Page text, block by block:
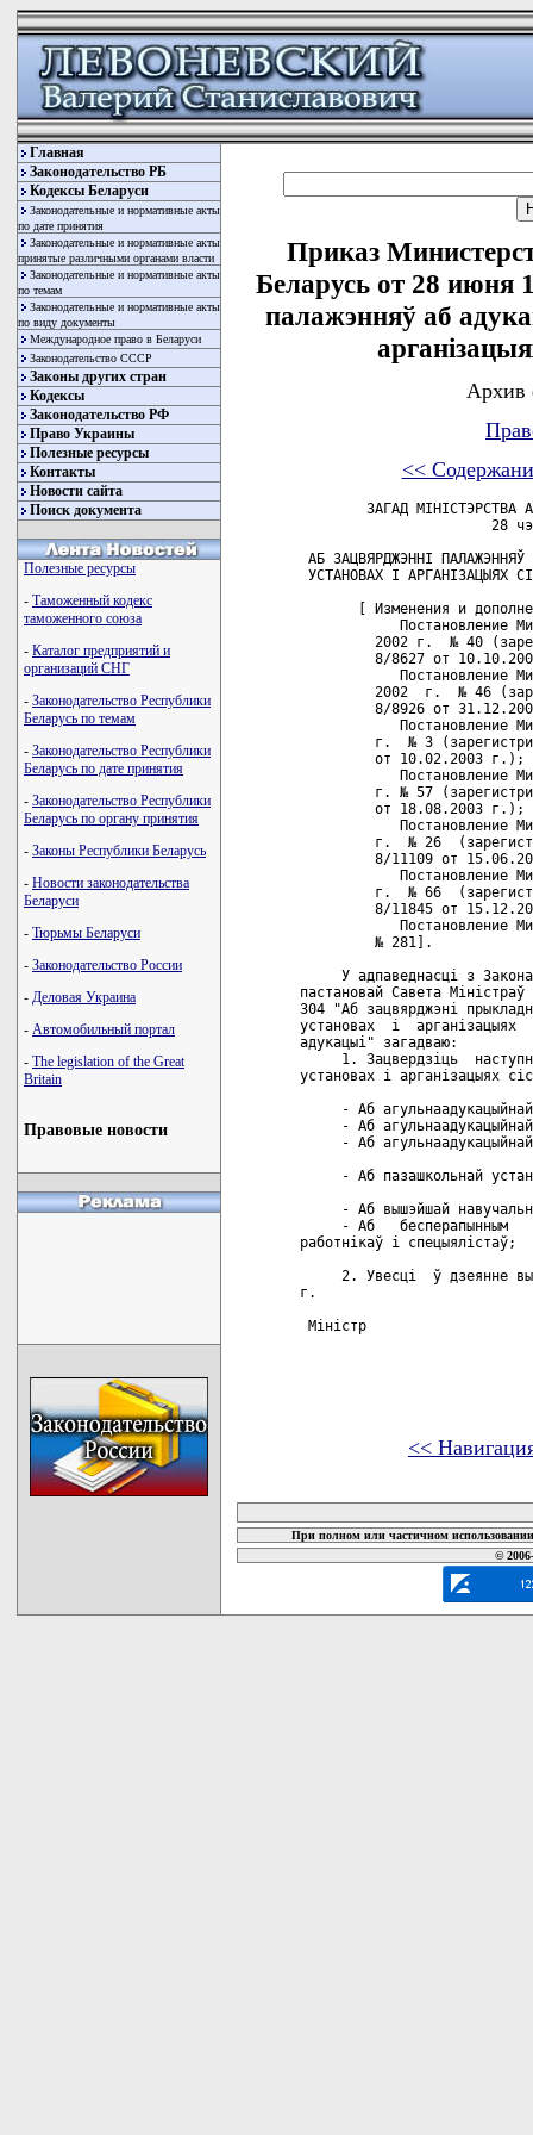
Главная
Законодательство РБ
Кодексы Беларуси
Законодательные и нормативные акты
по дате принятия
Законодательные и нормативные акты
принятые различными органами власти
Законодательные и нормативные акты
по темам
Законодательные и нормативные акты
по виду документы
Международное право в Беларуси
Законодательство СССР
Законы других стран
Кодексы
Законодательство РФ
Право Украины
Полезные ресурсы
Контакты
Новости сайта
Поиск документа
Полезные ресурсы
- Таможенный кодекс
таможенного союза
- Каталог предприятий и
организаций СНГ
- Законодательство Республики
Беларусь по темам
- Законодательство Республики
Беларусь по дате принятия
- Законодательство Республики
Беларусь по органу принятия
- Законы Республики Беларусь
- Новости законодательства
Беларуси
- Тюрьмы Беларуси
- Законодательство России
- Деловая Украина
- Автомобильный портал
- The legislation of the Great
Britain
Правовые новости
Приказ
Беларусь от 28 июня
палажэнняў аб
Архив
<<
ЗАГАД МIНIСТЭРСТВА
28
АБ ЗАЦВЯРДЖЭННI
УСТАНОВАХ I АРГАНIЗАЦЫЯХ
[ Изменения и
Постановление
2002 г.  № 40
8/8627 от
Постановление
2002  г.  № 46
8/8926 от
Постановление
г.  № 3
         от 10.02.2003 г.);
Постановление
г. № 57
         от 18.08.2003 г.);
Постановление
г.  № 26
8/11109 от
Постановление
г.  № 66
8/11845 от
Постановление
         № 281].
У адпаведнасцi з
пастановай Савета
304 "Аб зацвярджэнi
установах  i  арганiзацыях
адукацыi" загадваю:
1. Зацвердзiць
установах i арганiзацыях
- Аб
- Аб
- Аб
- Аб пазашкольнай
- Аб вышэйшай
- Аб   бесперапынным
работнiкаў i спецыялiстаў;
2. Увесцi  ў дзеянне
г.
Мiнiстр
<<
При полном или частичном
©